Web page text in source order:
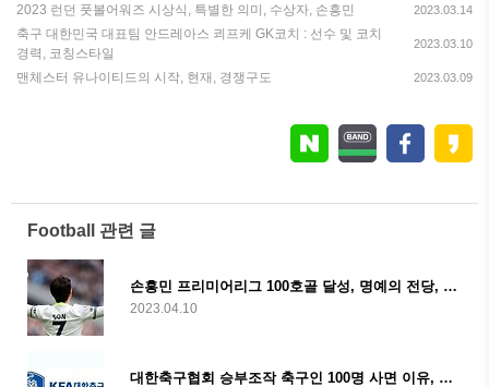
2023 런던 풋볼어워즈 시상식, 특별한 의미, 수상자, 손흥민 2023.03.14
축구 대한민국 대표팀 안드레아스 쾨프케 GK코치 : 선수 및 코치
경력, 코칭스타일
2023.03.10
맨체스터 유나이티드의 시작, 현재, 경쟁구도 2023.03.09
Football 관련 글
손흥민 프리미어리그 100호골 달성, 명예의 전당, 반응, 세레머니
2023.04.10
대한축구협회 승부조작 축구인 100명 사면 이유, 논란, 국내반응, 철회